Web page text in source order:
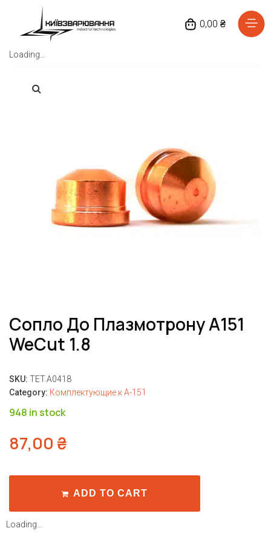
0,00 ₴
Loading...
Сопло До Плазмотрону A151
WeCut 1.8
SKU: TET.A0418
Category: Комплектующие к A-151
948 in stock
87,00 ₴
ADD TO CART
Loading...
Доставка та оплата
Повернення та обмін